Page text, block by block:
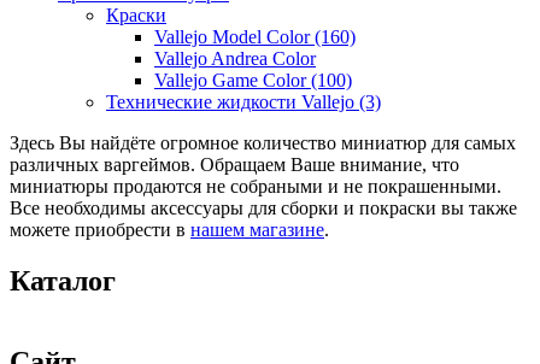
Краски
Vallejo Model Color (160)
Vallejo Andrea Color
Vallejo Game Color (100)
Технические жидкости Vallejo (3)
Здесь Вы найдёте огромное количество миниатюр для самых
различных варгеймов. Обращаем Ваше внимание, что
миниатюры продаются не собраными и не покрашенными.
Все необходимы аксессуары для сборки и покраски вы также
можете приобрести в нашем магазине.
Каталог